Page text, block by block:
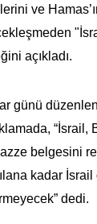
ve
açıkladı.
günü
“İsrail,
belgesini
kadar
dedi.